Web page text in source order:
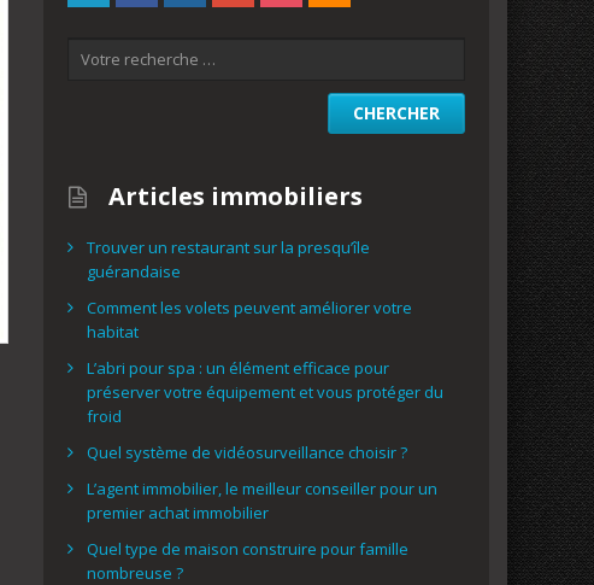
Articles immobiliers
Trouver un restaurant sur la presqu’île
guérandaise
Comment les volets peuvent améliorer votre
habitat
L’abri pour spa : un élément efficace pour
préserver votre équipement et vous protéger du
froid
Quel système de vidéosurveillance choisir ?
L’agent immobilier, le meilleur conseiller pour un
premier achat immobilier
Quel type de maison construire pour famille
nombreuse ?